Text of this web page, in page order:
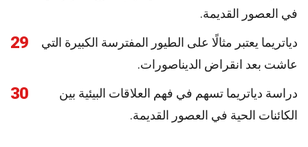
في العصور القديمة.
29
دياتريما يعتبر مثالًا على الطيور المفترسة الكبيرة التي
عاشت بعد انقراض الديناصورات.
30
دراسة دياتريما تسهم في فهم العلاقات البيئية بين
الكائنات الحية في العصور القديمة.